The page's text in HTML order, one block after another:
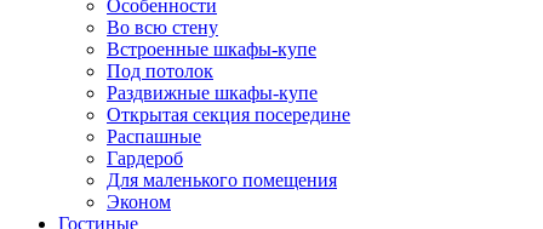
Особенности
Во всю стену
Встроенные шкафы-купе
Под потолок
Раздвижные шкафы-купе
Открытая секция посередине
Распашные
Гардероб
Для маленького помещения
Эконом
Гостиные